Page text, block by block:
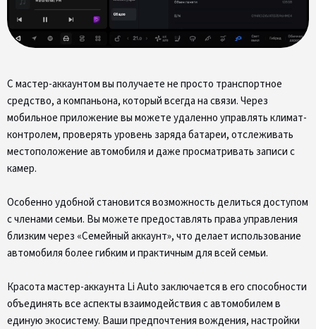
С мастер-аккаунтом вы получаете не просто транспортное
средство, а компаньона, который всегда на связи. Через
мобильное приложение вы можете удаленно управлять климат-
контролем, проверять уровень заряда батареи, отслеживать
местоположение автомобиля и даже просматривать записи с
камер.
Особенно удобной становится возможность делиться доступом
с членами семьи. Вы можете предоставлять права управления
близким через «Семейный аккаунт», что делает использование
автомобиля более гибким и практичным для всей семьи.
Красота мастер-аккаунта Li Auto заключается в его способности
объединять все аспекты взаимодействия с автомобилем в
единую экосистему. Ваши предпочтения вождения, настройки